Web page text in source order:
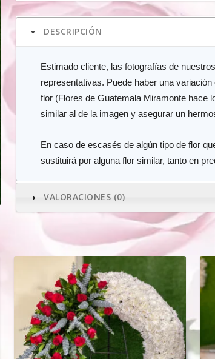
DESCRIPCIÓN
Estimado cliente, las fotografías de
representativas. Puede haber una
flor (Flores de Guatemala Miramonte hace
similar al de la imagen y asegurar un
En caso de escasés de algún tipo de flor
sustituirá por alguna flor similar, tanto en
VALORACIONES (0)